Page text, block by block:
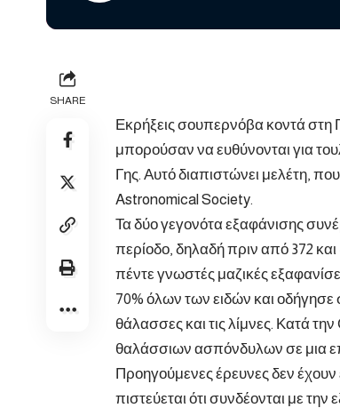
SHARE
Εκρήξεις σουπερνόβα κοντά
μπορούσαν να ευθύνονται για
Γης. Αυτό διαπιστώνει μελέτη,
Astronomical Society.
Τα δύο γεγονότα εξαφάνισης
περίοδο, δηλαδή πριν από 372 και
πέντε γνωστές μαζικές
70% όλων των ειδών και
θάλασσες και τις λίμνες. Κατά
θαλάσσιων ασπόνδυλων σε μια
Προηγούμενες έρευνες δεν έχουν
πιστεύεται ότι συνδέονται με